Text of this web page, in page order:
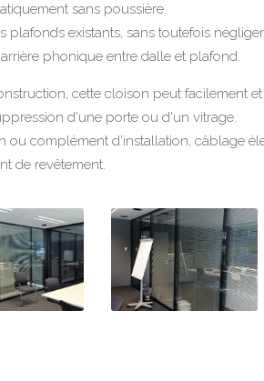
sans poussière.
plafonds existants, sans toutefois
phonique entre dalle et plafond.
cette cloison peut facilement
d'une porte ou d'un vitrage.
ou complément d'installation, câblage
de revêtement.